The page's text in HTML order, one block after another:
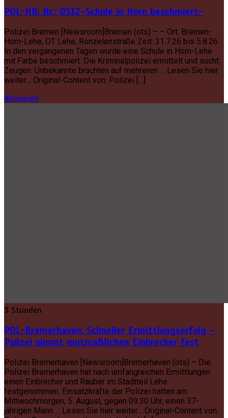
POL-HB: Nr.: 0512–Schule in Horn beschmiert–
Polizei Bremen [Newsroom]Bremen (ots) – – Ort: Bremen-
Horn-Lehe, OT Lehe, Ronzelenstraße Zeit: 31.7.26 bis 5.8.26
In den vergangenen Tagen wurde eine Schule in Horn-Lehe
mit Farbe beschmiert. Die Kriminalpolizei ermittelt und sucht
Zeugen. Unbekannte brachten auf mehreren … Lesen Sie hier
weiter… Original-Content von: Polizei […]
Allgemein
3 Stunden
POL-Bremerhaven: Schneller Ermittlungserfolg –
Polizei nimmt mutmaßlichen Einbrecher fest
Polizei Bremerhaven [Newsroom]Bremerhaven (ots) – Die
Polizei Bremerhaven hat nach umfangreichen Ermittlungen
einen Einbrecher und Räuber im Stadtteil Lehe
festgenommen. Einsatzkräfte der Polizei hatten am
Mittwochmorgen, 5. August, gegen 09.30 Uhr, einen 37-
jährigen Mann … Lesen Sie hier weiter… Original-Content von: